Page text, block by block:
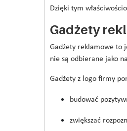
Dzięki tym
Gadżety
Gadżety reklamowe to
nie są odbierane jako
Gadżety z logo firmy
budować
zwiększać